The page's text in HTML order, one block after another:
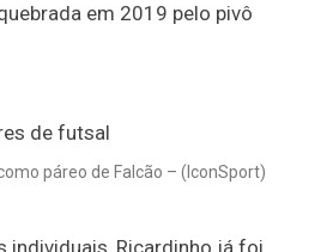
em 2019 pelo pivô
páreo de Falcão – (IconSport)